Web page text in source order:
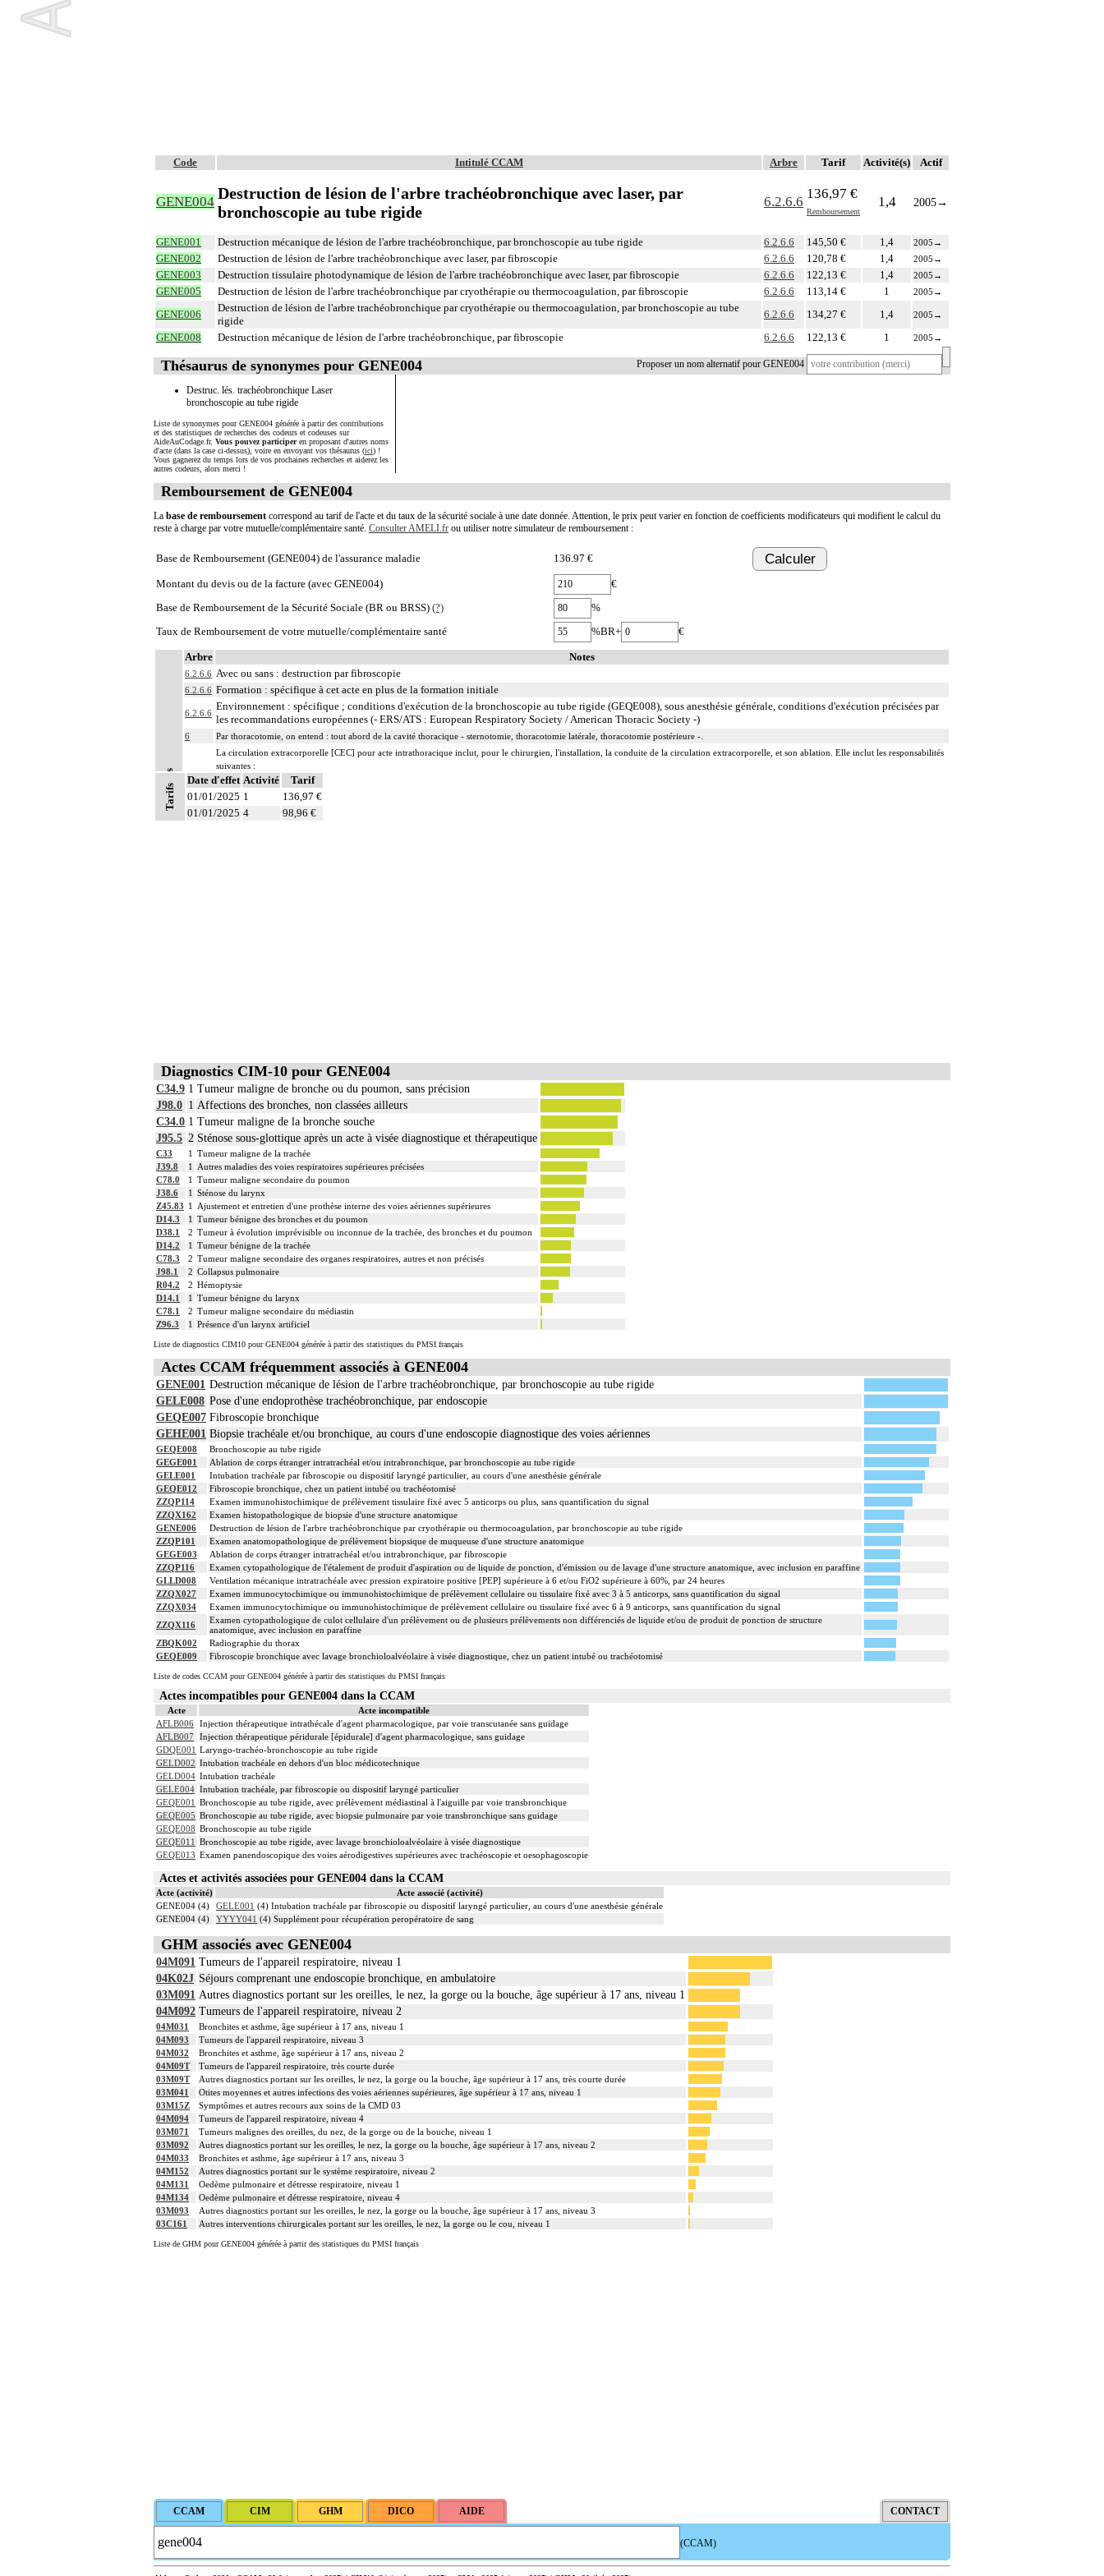
Code Intitulé CCAM Arbre Tarif Activité(s) Actif
GENE004 Destruction de lésion de l'arbre trachéobronchique avec laser, par
bronchoscopie au tube rigide
6.2.6.6
136,97 €
Remboursement
1,4 2005→
GENE001 Destruction mécanique de lésion de l'arbre trachéobronchique, par bronchoscopie au tube rigide 6.2.6.6 145,50 € 1,4 2005 →
GENE002 Destruction de lésion de l'arbre trachéobronchique avec laser, par fibroscopie 6.2.6.6 120,78 € 1,4 2005 →
GENE003 Destruction tissulaire photodynamique de lésion de l'arbre trachéobronchique avec laser, par fibroscopie 6.2.6.6 122,13 € 1,4 2005 →
GENE005 Destruction de lésion de l'arbre trachéobronchique par cryothérapie ou thermocoagulation, par fibroscopie 6.2.6.6 113,14 € 1 2005 →
GENE006
Destruction de lésion de l'arbre trachéobronchique par cryothérapie ou thermocoagulation, par bronchoscopie au tube
rigide
6.2.6.6 134,27 € 1,4 2005 →
GENE008 Destruction mécanique de lésion de l'arbre trachéobronchique, par fibroscopie 6.2.6.6 122,13 € 1 2005 →
Proposer un nom alternatif pour GENE004
Thésaurus de synonymes pour GENE004
Destruc. lés. trachéobronchique Laser
bronchoscopie au tube rigide
Liste de synonymes pour GENE004 générée à partir des contributions
et des statistiques de recherches des codeurs et codeuses sur
AideAuCodage.fr. Vous pouvez participeren proposant d'autres noms
d'acte (dans la case ci-dessus), voire en envoyant vos thésaurus (ici) !
Vous gagnerez du temps lors de vos prochaines recherches et aiderez les
autres codeurs, alors merci !
Remboursement de GENE004
La base de remboursement correspond au tarif de l'acte et du taux de la sécurité sociale à une date donnée. Attention, le prix peut varier en fonction de coefficients modificateurs qui modifient le calcul du
reste à charge par votre mutuelle/complémentaire santé. Consulter AMELI.fr ou utiliser notre simulateur de remboursement :
Base de Remboursement (GENE004) de l'assurance maladie 136.97 € Calculer
Montant du devis ou de la facture (avec GENE004)
€
Base de Remboursement de la Sécurité Sociale (BR ou BRSS) (?)
%
Taux de Remboursement de votre mutuelle/complémentaire santé
%BR+ €
Notes
Arbre Notes
6.2.6.6 Avec ou sans : destruction par fibroscopie
6.2.6.6 Formation : spécifique à cet acte en plus de la formation initiale
6.2.6.6
Environnement : spécifique ; conditions d'exécution de la bronchoscopie au tube rigide (GEQE008), sous anesthésie générale, conditions d'exécution précisées par
les recommandations européennes (- ERS/ATS : European Respiratory Society / American Thoracic Society -)
6 Par thoracotomie, on entend : tout abord de la cavité thoracique - sternotomie, thoracotomie latérale, thoracotomie postérieure -.
6
La circulation extracorporelle [CEC] pour acte intrathoracique inclut, pour le chirurgien, l'installation, la conduite de la circulation extracorporelle, et son ablation. Elle inclut les responsabilités
suivantes :
- décision de l'indication et choix de la technique
- pose et ablation des canules
- choix du niveau d'hypothermie
- choix du débit de CEC
Tarifs
Date d'effet Activité
Tarif
01/01/2025 1
136,97 €
01/01/2025 4 98,96 €
Diagnostics CIM-10 pour GENE004
C34.9 1 Tumeur maligne de bronche ou du poumon, sans précision
J98.0 1 Affections des bronches, non classées ailleurs
C34.0 1 Tumeur maligne de la bronche souche
J95.5 2 Sténose sous-glottique après un acte à visée diagnostique et thérapeutique
C33 1 Tumeur maligne de la trachée
J39.8
1
Autres maladies des voies respiratoires supérieures précisées
C78.0
1 Tumeur maligne secondaire du poumon
J38.6
1 Sténose du larynx
Z45.83 1
Ajustement et entretien d'une prothèse interne des voies aériennes supérieures
D14.3
1 Tumeur bénigne des bronches et du poumon
D38.1
2 Tumeur à évolution imprévisible ou inconnue de la trachée, des bronches et du poumon
D14.2
1 Tumeur bénigne de la trachée
C78.3
2 Tumeur maligne secondaire des organes respiratoires, autres et non précisés
J98.1
2 Collapsus pulmonaire
R04.2
2 Hémoptysie
D14.1
1 Tumeur bénigne du larynx
C78.1
2 Tumeur maligne secondaire du médiastin
Z96.3
1 Présence d'un larynx artificiel
Liste de diagnostics CIM10 pour GENE004 générée à partir des statistiques du PMSI français
Actes CCAM fréquemment associés à GENE004
GENE001 Destruction mécanique de lésion de l'arbre trachéobronchique, par bronchoscopie au tube rigide
GELE008 Pose d'une endoprothèse trachéobronchique, par endoscopie
GEQE007 Fibroscopie bronchique
GEHE001 Biopsie trachéale et/ou bronchique, au cours d'une endoscopie diagnostique des voies aériennes
GEQE008
Bronchoscopie au tube rigide
GEGE001
Ablation de corps étranger intratrachéal et/ou intrabronchique, par bronchoscopie au tube rigide
GELE001
Intubation trachéale par fibroscopie ou dispositif laryngé particulier, au cours d'une anesthésie générale
GEQE012
Fibroscopie bronchique, chez un patient intubé ou trachéotomisé
ZZQP114
Examen immunohistochimique de prélèvement tissulaire fixé avec 5 anticorps ou plus, sans quantification du signal
ZZQX162
Examen histopathologique de biopsie d'une structure anatomique
GENE006
Destruction de lésion de l'arbre trachéobronchique par cryothérapie ou thermocoagulation, par bronchoscopie au tube rigide
ZZQP101
Examen anatomopathologique de prélèvement biopsique de muqueuse d'une structure anatomique
GEGE003
Ablation de corps étranger intratrachéal et/ou intrabronchique, par fibroscopie
ZZQP116
Examen cytopathologique de l'étalement de produit d'aspiration ou de liquide de ponction, d'émission ou de lavage d'une structure anatomique, avec inclusion en paraffine
GLLD008
Ventilation mécanique intratrachéale avec pression expiratoire positive [PEP] supérieure à 6 et/ou FiO2 supérieure à 60%, par 24 heures
ZZQX027
Examen immunocytochimique ou immunohistochimique de prélèvement cellulaire ou tissulaire fixé avec 3 à 5 anticorps, sans quantification du signal
ZZQX034
Examen immunocytochimique ou immunohistochimique de prélèvement cellulaire ou tissulaire fixé avec 6 à 9 anticorps, sans quantification du signal
ZZQX116
Examen cytopathologique de culot cellulaire d'un prélèvement ou de plusieurs prélèvements non différenciés de liquide et/ou de produit de ponction de structure
anatomique, avec inclusion en paraffine
ZBQK002
Radiographie du thorax
GEQE009
Fibroscopie bronchique avec lavage bronchioloalvéolaire à visée diagnostique, chez un patient intubé ou trachéotomisé
Liste de codes CCAM pour GENE004 générée à partir des statistiques du PMSI français
Actes incompatibles pour GENE004 dans la CCAM
Acte
Acte incompatible
AFLB006 Injection thérapeutique intrathécale d'agent pharmacologique, par voie transcutanée sans guidage
AFLB007
Injection thérapeutique péridurale [épidurale] d'agent pharmacologique, sans guidage
GDQE001 Laryngo-trachéo-bronchoscopie au tube rigide
GELD002 Intubation trachéale en dehors d'un bloc médicotechnique
GELD004 Intubation trachéale
GELE004 Intubation trachéale, par fibroscopie ou dispositif laryngé particulier
GEQE001 Bronchoscopie au tube rigide, avec prélèvement médiastinal à l'aiguille par voie transbronchique
GEQE005 Bronchoscopie au tube rigide, avec biopsie pulmonaire par voie transbronchique sans guidage
GEQE008 Bronchoscopie au tube rigide
GEQE011 Bronchoscopie au tube rigide, avec lavage bronchioloalvéolaire à visée diagnostique
GEQE013 Examen panendoscopique des voies aérodigestives supérieures avec trachéoscopie et oesophagoscopie
Actes et activités associées pour GENE004 dans la CCAM
Acte (activité)
Acte associé (activité)
GENE004 (4)
GELE001 (4) Intubation trachéale par fibroscopie ou dispositif laryngé particulier, au cours d'une anesthésie générale
GENE004 (4)
YYYY041 (4) Supplément pour récupération peropératoire de sang
GHM associés avec GENE004
04M091 Tumeurs de l'appareil respiratoire, niveau 1
04K02J Séjours comprenant une endoscopie bronchique, en ambulatoire
03M091 Autres diagnostics portant sur les oreilles, le nez, la gorge ou la bouche, âge supérieur à 17 ans, niveau 1
04M092 Tumeurs de l'appareil respiratoire, niveau 2
04M031
Bronchites et asthme, âge supérieur à 17 ans, niveau 1
04M093
Tumeurs de l'appareil respiratoire, niveau 3
04M032
Bronchites et asthme, âge supérieur à 17 ans, niveau 2
04M09T
Tumeurs de l'appareil respiratoire, très courte durée
03M09T
Autres diagnostics portant sur les oreilles, le nez, la gorge ou la bouche, âge supérieur à 17 ans, très courte durée
03M041
Otites moyennes et autres infections des voies aériennes supérieures, âge supérieur à 17 ans, niveau 1
03M15Z
Symptômes et autres recours aux soins de la CMD 03
04M094
Tumeurs de l'appareil respiratoire, niveau 4
03M071
Tumeurs malignes des oreilles, du nez, de la gorge ou de la bouche, niveau 1
03M092
Autres diagnostics portant sur les oreilles, le nez, la gorge ou la bouche, âge supérieur à 17 ans, niveau 2
04M033
Bronchites et asthme, âge supérieur à 17 ans, niveau 3
04M152
Autres diagnostics portant sur le système respiratoire, niveau 2
04M131
Oedème pulmonaire et détresse respiratoire, niveau 1
04M134
Oedème pulmonaire et détresse respiratoire, niveau 4
03M093
Autres diagnostics portant sur les oreilles, le nez, la gorge ou la bouche, âge supérieur à 17 ans, niveau 3
03C161
Autres interventions chirurgicales portant sur les oreilles, le nez, la gorge ou le cou, niveau 1
Liste de GHM pour GENE004 générée à partir des statistiques du PMSI français
(CCAM)